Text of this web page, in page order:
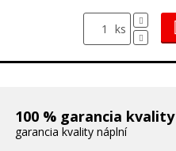
ks
100 % garancia kvality
garancia kvality náplní